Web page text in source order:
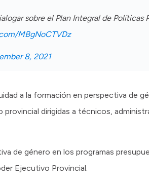
sobre el Plan Integral de Políticas
MBgNoCTVDz
8, 2021
a la formación en perspectiva de
dirigidas a técnicos,
de género en los programas
Ejecutivo Provincial.